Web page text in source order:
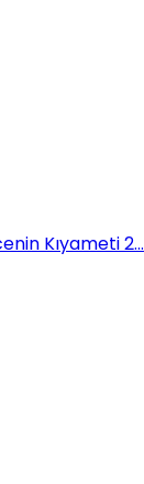
Kıyameti 2...